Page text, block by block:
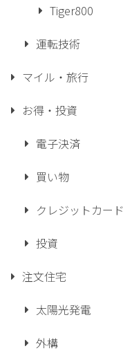
Tiger800
運転技術
マイル・旅行
お得・投資
電子決済
買い物
クレジットカード
投資
注文住宅
太陽光発電
外構